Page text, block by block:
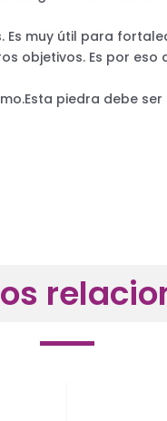
muy útil para
objetivos. Es por
piedra debe